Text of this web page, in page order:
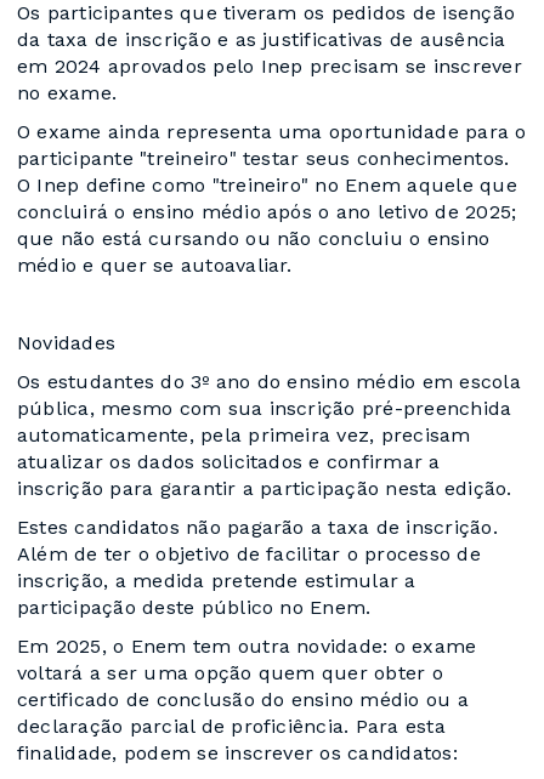
Os participantes que tiveram os pedidos de isenção
da taxa de inscrição e as justificativas de ausência
em 2024 aprovados pelo Inep precisam se inscrever
no exame.
O exame ainda representa uma oportunidade para o
participante "treineiro" testar seus conhecimentos.
O Inep define como "treineiro" no Enem aquele que
concluirá o ensino médio após o ano letivo de 2025;
que não está cursando ou não concluiu o ensino
médio e quer se autoavaliar.
Novidades
Os estudantes do 3º ano do ensino médio em escola
pública, mesmo com sua inscrição pré-preenchida
automaticamente, pela primeira vez, precisam
atualizar os dados solicitados e confirmar a
inscrição para garantir a participação nesta edição.
Estes candidatos não pagarão a taxa de inscrição.
Além de ter o objetivo de facilitar o processo de
inscrição, a medida pretende estimular a
participação deste público no Enem.
Em 2025, o Enem tem outra novidade: o exame
voltará a ser uma opção quem quer obter o
certificado de conclusão do ensino médio ou a
declaração parcial de proficiência. Para esta
finalidade, podem se inscrever os candidatos: